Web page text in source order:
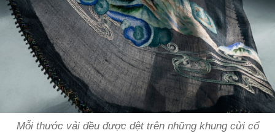
Mỗi thước vải đều được dệt trên những khung cửi cổ